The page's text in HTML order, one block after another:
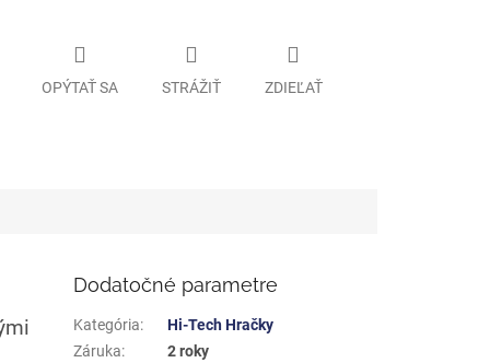
OPÝTAŤ SA STRÁŽIŤ ZDIEĽAŤ
Dodatočné parametre
Kategória:
Hi-Tech Hračky
Záruka:
2 roky